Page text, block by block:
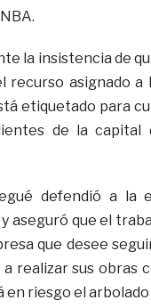
la insistencia de
recurso asignado
etiquetado para
de la capital
defendió a la
aseguró que el
que desee
realizar sus obras
en riesgo el